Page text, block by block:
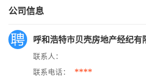
公司信息
呼和浩特市贝壳房地产经纪有
联系人：
联系电话： ****